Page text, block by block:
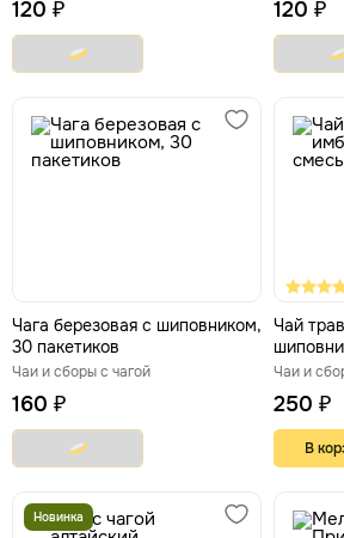
120 ₽ 120 ₽
Чага березовая с шиповником,
30 пакетиков
Чаи и сборы с чагой
160 ₽
Чай
Чаи и
250 ₽
В
Новинка